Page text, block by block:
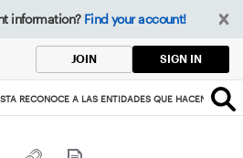
information? Find your account!
JOIN SIGN IN
RECONOCE A LAS ENTIDADES QUE HACEN